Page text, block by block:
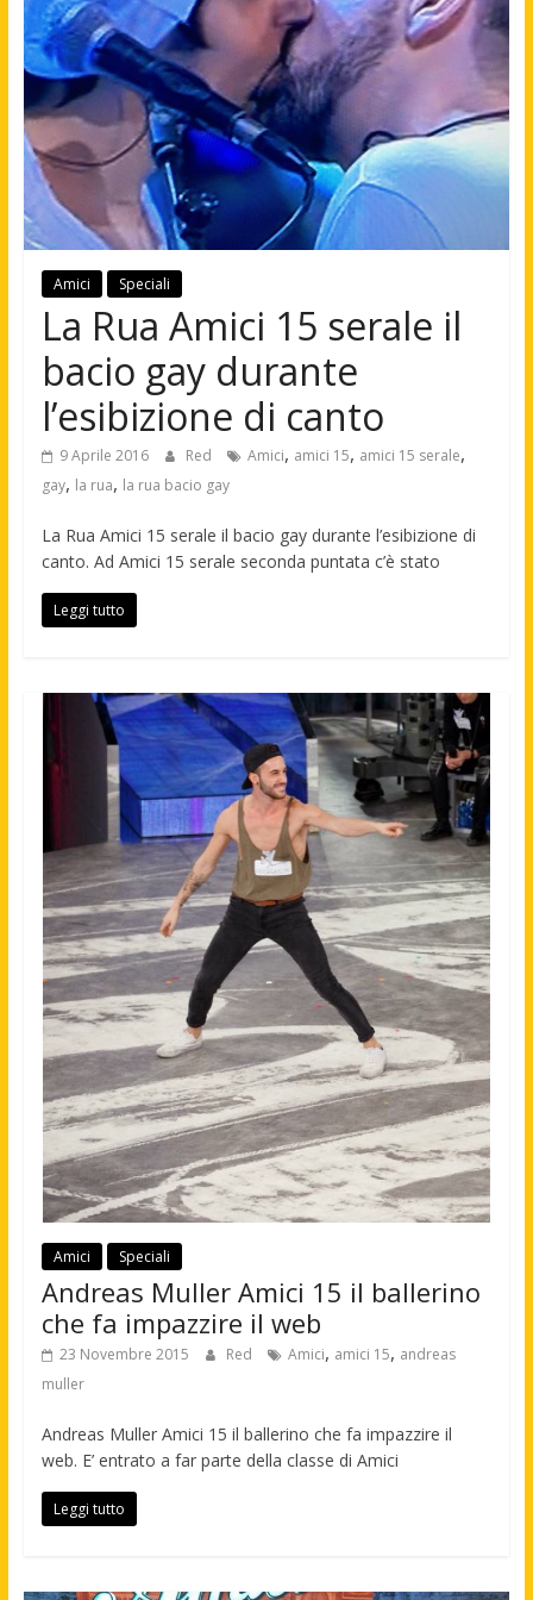
Amici Speciali
La Rua Amici 15 serale il
bacio gay durante
l’esibizione di canto
9 Aprile 2016 Red Amici, amici 15, amici 15 serale,
gay, la rua, la rua bacio gay
La Rua Amici 15 serale il bacio gay durante l’esibizione di
canto. Ad Amici 15 serale seconda puntata c’è stato
Leggi tutto
Amici Speciali
Andreas Muller Amici 15 il ballerino
che fa impazzire il web
23 Novembre 2015 Red Amici, amici 15, andreas
muller
Andreas Muller Amici 15 il ballerino che fa impazzire il
web. E’ entrato a far parte della classe di Amici
Leggi tutto